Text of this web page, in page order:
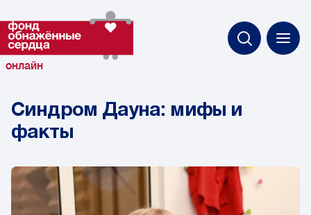
онлайн
Синдром Дауна: мифы и
факты